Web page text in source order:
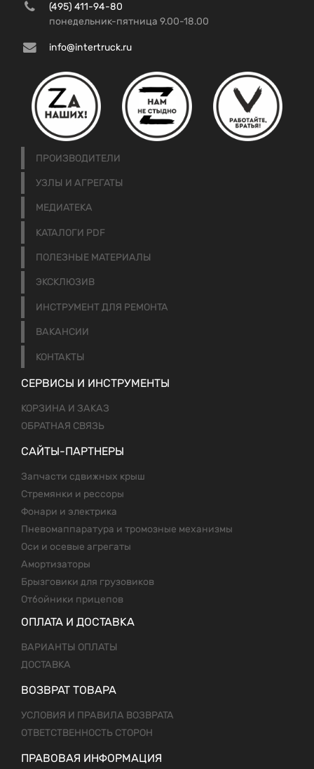
(495) 411-94-80
понедельник-пятница 9.00-18.00
info@intertruck.ru
ПРОИЗВОДИТЕЛИ
УЗЛЫ И АГРЕГАТЫ
МЕДИАТЕКА
КАТАЛОГИ PDF
ПОЛЕЗНЫЕ МАТЕРИАЛЫ
ЭКСКЛЮЗИВ
ИНСТРУМЕНТ ДЛЯ РЕМОНТА
ВАКАНСИИ
КОНТАКТЫ
СЕРВИСЫ И ИНСТРУМЕНТЫ
КОРЗИНА И ЗАКАЗ
ОБРАТНАЯ СВЯЗЬ
САЙТЫ-ПАРТНЕРЫ
Запчасти сдвижных крыш
Стремянки и рессоры
Фонари и электрика
Пневомаппаратура и тромозные механизмы
Оси и осевые агрегаты
Амортизаторы
Брызговики для грузовиков
Отбойники прицепов
ОПЛАТА И ДОСТАВКА
ВАРИАНТЫ ОПЛАТЫ
ДОСТАВКА
ВОЗВРАТ ТОВАРА
УСЛОВИЯ И ПРАВИЛА ВОЗВРАТА
ОТВЕТСТВЕННОСТЬ СТОРОН
ПРАВОВАЯ ИНФОРМАЦИЯ